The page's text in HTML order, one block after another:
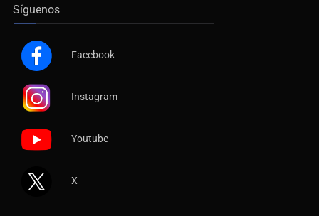
Síguenos
Facebook
Instagram
Youtube
X